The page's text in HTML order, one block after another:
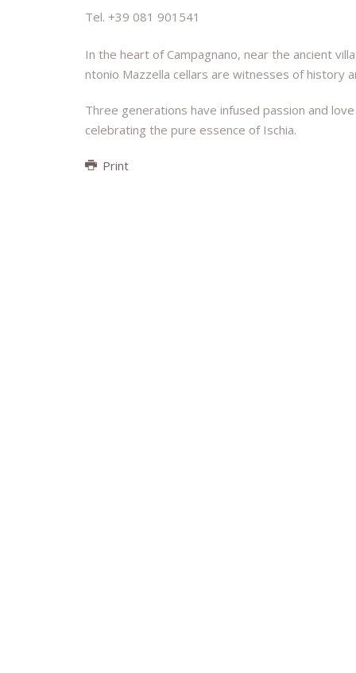
Tel. +39 081 901541
In the heart of Campagnano, near the ancient
ntonio Mazzella cellars are witnesses of history
Three generations have infused passion and
celebrating the pure essence of Ischia.
Print